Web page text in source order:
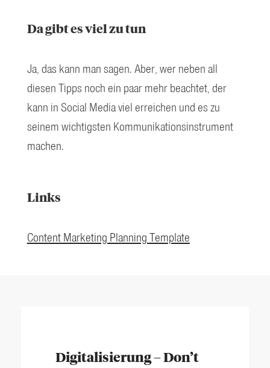
Da gibt es viel zu tun
Ja, das kann man sagen. Aber, wer neben all
diesen Tipps noch ein paar mehr beachtet, der
kann in Social Media viel erreichen und es zu
seinem wichtigsten Kommunikationsinstrument
machen.
Links
Content Marketing Planning Template
Digitalisierung – Don’t